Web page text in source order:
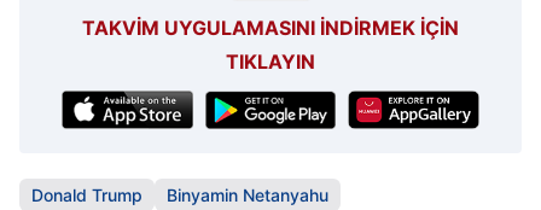
TAKVİM UYGULAMASINI İNDİRMEK İÇİN
TIKLAYIN
Donald Trump Binyamin Netanyahu